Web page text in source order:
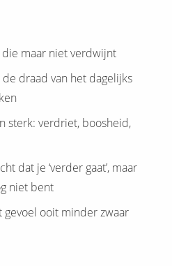
die maar niet verdwijnt
draad van het dagelijks
sterk: verdriet, boosheid,
dat je ‘verder gaat’, maar
niet bent
gevoel ooit minder zwaar